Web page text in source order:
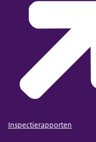
Inspectierapporten